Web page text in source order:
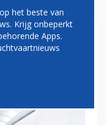
het beste van
Krijg onbeperkt
Apps.